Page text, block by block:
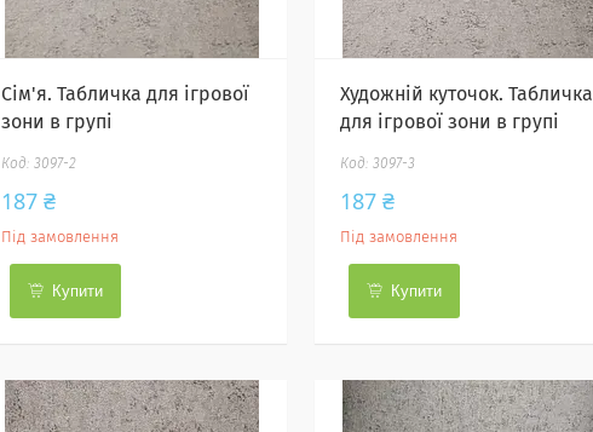
Сім'я. Табличка для ігрової
зони в групі
3097-2
187 ₴
Під замовлення
Купити
Художній куточок. Табличка
для ігрової зони в групі
3097-3
187 ₴
Під замовлення
Купити